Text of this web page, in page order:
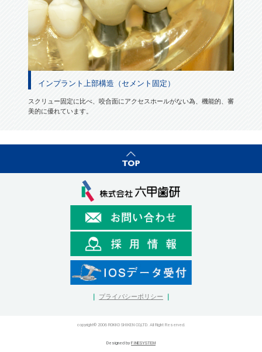
インプラント上部構造（セメント固定）
スクリュー固定に比べ、咬合面にアクセスホールがない為、機能的、審
美的に優れています。
｜ プライバシーポリシー ｜
copyright© 2006 ROKKO SHIKEN CO,LTD. All Right Reserved.
Designed by FINESYSTEM